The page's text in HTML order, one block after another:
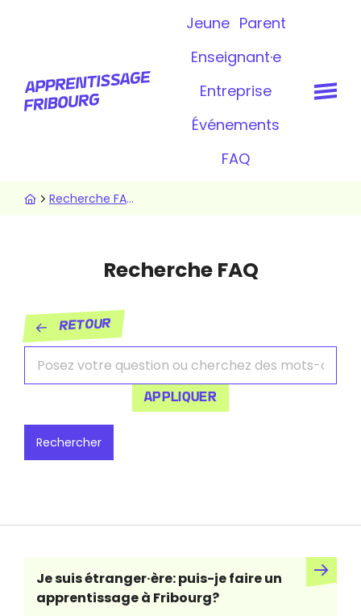
TopbarJeune Parent
Enseignant·e
Entreprise
Événements
FAQ
Fil
Recherche FAQ
Recherche FAQ
Retour
Je suis étranger·ère: puis-je faire un
apprentissage à Fribourg?